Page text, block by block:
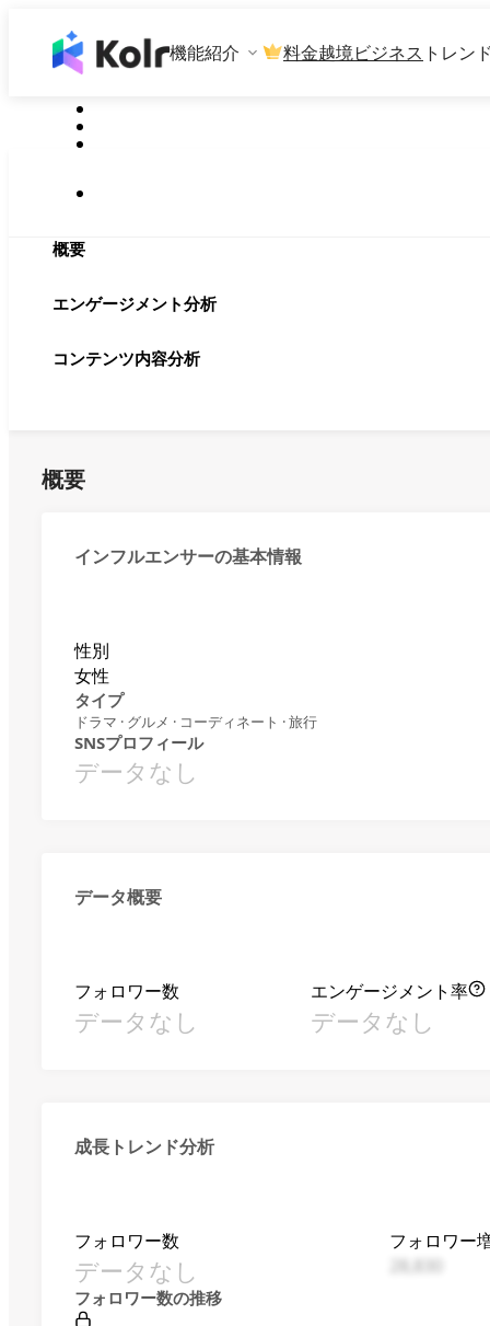
機能紹介 料金越境ビジネス トレン
概要
エンゲージメント分析
コンテンツ内容分析
概要
インフルエンサーの基本情報
性別
女性
タイプ
ドラマ · グルメ · コーディネート · 旅行
SNSプロフィール
データなし
データ概要
フォロワー数
データなし
エンゲージメント率
データなし
成長トレンド分析
フォロワー数
データなし
フォロワー
フォロワー数の推移